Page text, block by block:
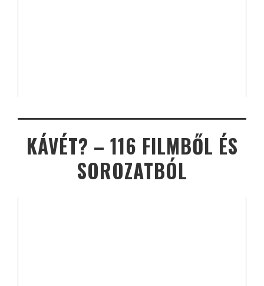
KÁVÉT? – 116 FILMBŐL ÉS
SOROZATBÓL